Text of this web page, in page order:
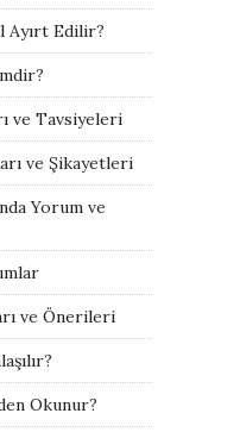
Ayırt Edilir?
ve Tavsiyeleri
ve Şikayetleri
Yorum ve
ve Önerileri
Okunur?